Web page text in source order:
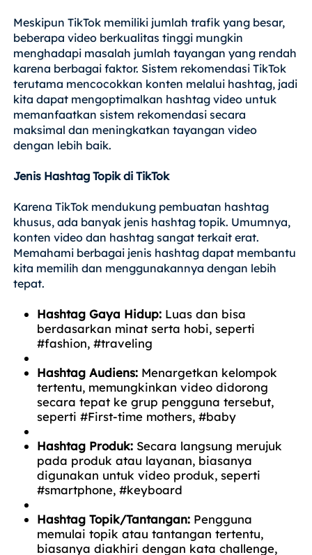
Meskipun TikTok memiliki jumlah trafik yang besar,
beberapa video berkualitas tinggi mungkin
menghadapi masalah jumlah tayangan yang rendah
karena berbagai faktor. Sistem rekomendasi TikTok
terutama mencocokkan konten melalui hashtag, jadi
kita dapat mengoptimalkan hashtag video untuk
memanfaatkan sistem rekomendasi secara
maksimal dan meningkatkan tayangan video
dengan lebih baik.
Jenis Hashtag Topik di TikTok
Karena TikTok mendukung pembuatan hashtag
khusus, ada banyak jenis hashtag topik. Umumnya,
konten video dan hashtag sangat terkait erat.
Memahami berbagai jenis hashtag dapat membantu
kita memilih dan menggunakannya dengan lebih
tepat.
Hashtag Gaya Hidup:Luas dan bisa
berdasarkan minat serta hobi, seperti
#fashion, #traveling
Hashtag Audiens:Menargetkan kelompok
tertentu, memungkinkan video didorong
secara tepat ke grup pengguna tersebut,
seperti #First-time mothers, #baby
Hashtag Produk:Secara langsung merujuk
pada produk atau layanan, biasanya
digunakan untuk video produk, seperti
#smartphone, #keyboard
Hashtag Topik/Tantangan:Pengguna
memulai topik atau tantangan tertentu,
biasanya diakhiri dengan kata challenge,